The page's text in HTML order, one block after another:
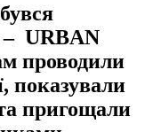
– URBAN
проводили
показували
пригощали